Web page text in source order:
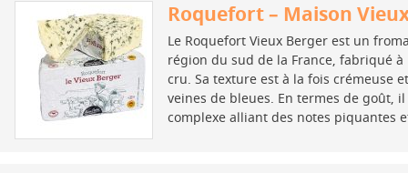
Roquefort – Maison
Le Roquefort Vieux Berger est un
région du sud de la France, fabriqué
cru. Sa texture est à la fois crémeuse
veines de bleues. En termes de goût,
complexe alliant des notes piquantes